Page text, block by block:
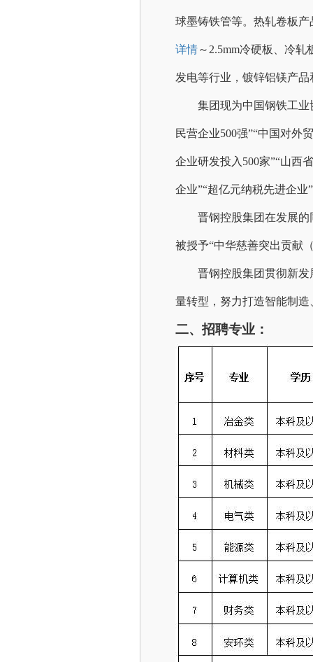
球墨铸铁管等。热轧卷板
详情～2.5mm冷硬板、冷
发电等行业，镀锌铝镁产
集团现为中国钢铁工
民营企业500强”“中国对外
企业研发投入500家”“山西
企业”“超亿元纳税先进企业
晋钢控股集团在发展
被授予“中华慈善突出贡献
晋钢控股集团贯彻新
量转型，努力打造智能制
二、招聘专业 ：